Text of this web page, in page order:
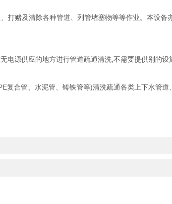
赌及清除各种管道、列管堵塞物等等作业。本设备
源供应的地方进行管道疏通清洗,不需要提供别的设
合管、水泥管、铸铁管等)清洗疏通各类上下水管道